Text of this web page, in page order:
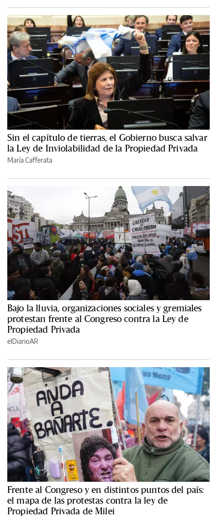
Sin el capítulo de tierras, el Gobierno busca salvar
la Ley de Inviolabilidad de la Propiedad Privada
María Cafferata
Bajo la lluvia, organizaciones sociales y gremiales
protestan frente al Congreso contra la Ley de
Propiedad Privada
elDiarioAR
Frente al Congreso y en distintos puntos del país:
el mapa de las protestas contra la ley de
Propiedad Privada de Milei